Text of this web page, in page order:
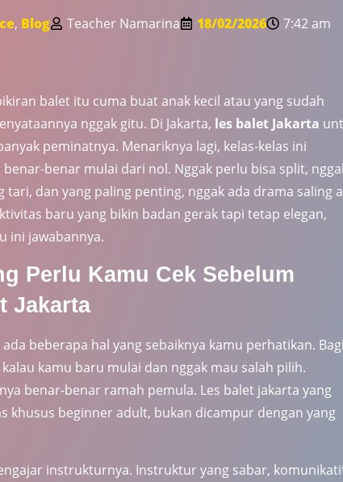
, Blog Teacher Namarina 18/02/2026 7:42 am
balet itu cuma buat anak kecil atau yang sudah
nggak gitu. Di Jakarta, les balet Jakarta
peminatnya. Menariknya lagi, kelas-kelas ini
benar mulai dari nol. Nggak perlu bisa split,
tari, dan yang paling penting, nggak ada drama saling
baru yang bikin badan gerak tapi tetap elegan,
ini jawabannya.
Perlu Kamu Cek Sebelum
Jakarta
beberapa hal yang sebaiknya kamu perhatikan.
kamu baru mulai dan nggak mau salah pilih.
benar-benar ramah pemula. Les balet jakarta yang
khusus beginner adult, bukan dicampur dengan yang
instrukturnya. Instruktur yang sabar,